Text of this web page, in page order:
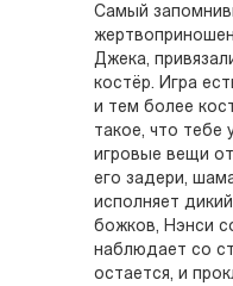
Самый
Джека,
костёр. Игра
и тем более
такое, что тебе
игровые вещи
его задери,
исполняет
божков, Нэнси
наблюдает со
остается, и